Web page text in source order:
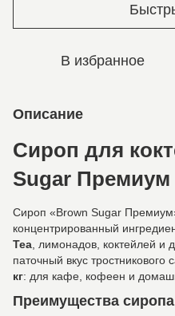
В избранное
Описание
Сироп для
Sugar Премиум
Сироп «Brown Sugar
концентрированный
Tea , лимонадов, коктейлей и
паточный вкус тростникового
кг: для кафе, кофеен и
Преимущества